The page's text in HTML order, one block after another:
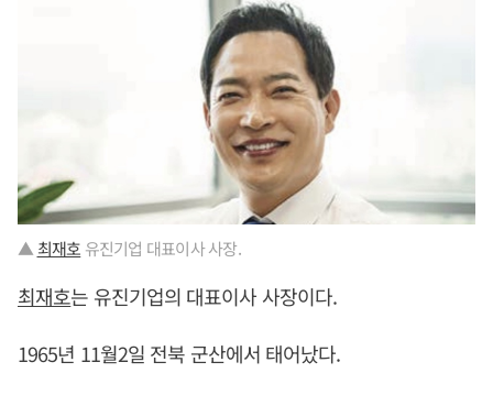
▲ 최재호 유진기업 대표이사 사장.
최재호는 유진기업의 대표이사 사장이다.
1965년 11월2일 전북 군산에서 태어났다.